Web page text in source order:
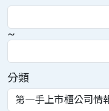
~
分類